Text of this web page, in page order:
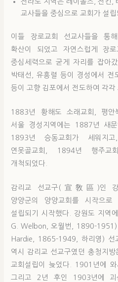
교사들을 중심으로 교회가 설립
이들 장로교회 선교사들을 통
확산이 되었고 자연스럽게 장
중심세력으로 굳게 자리를 잡아
박태선, 유흥렬 등이 경성에서 전
등이 고향 김포에서 전도하여 각각
1883년 황해도 소래교회, 평안
서울 경성지역에는 1887년 새
1893년 승동교회가 세워지
연못골교회, 1894년 행주
개척되었다.
감리교 선교구(宣敎區)인 강
양양군의 양양교회를 시작으
설립되기 시작했다. 강원도 지역
G. Welbon, 오월번, 1890-1951)
Hardie, 1865-1949, 하리영) 선
역시 감리교 선교구였던 충청지
교회설립이 늦었다. 1901년에
그리고 2년 후인 1903년에 괴